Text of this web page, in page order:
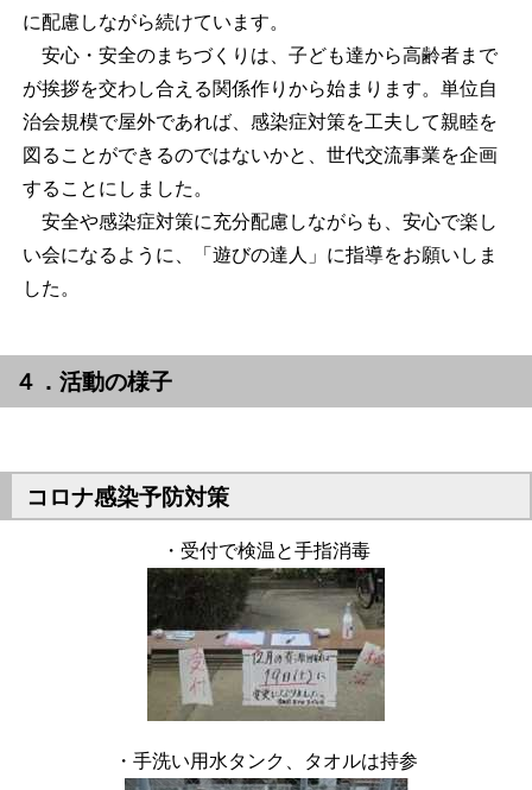
に配慮しながら続けています。
安心・安全のまちづくりは、子ども達から高齢者まで
が挨拶を交わし合える関係作りから始まります。単位自
治会規模で屋外であれば、感染症対策を工夫して親睦を
図ることができるのではないかと、世代交流事業を企画
することにしました。
安全や感染症対策に充分配慮しながらも、安心で楽し
い会になるように、「遊びの達人」に指導をお願いしま
した。
４．活動の様子
コロナ感染予防対策
・受付で検温と手指消毒
・手洗い用水タンク、タオルは持参